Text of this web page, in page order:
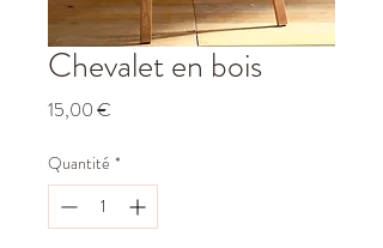
Chevalet en bois
15,00 €
Quantité *